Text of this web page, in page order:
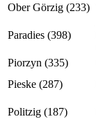
Ober Görzig (233)
Paradies (398)
Piorzyn (335)
Pieske (287)
Politzig (187)